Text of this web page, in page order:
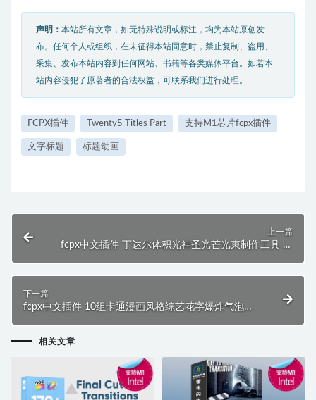
声明： 本站所有文章，如无特殊说明或标注，均为本站原创发
布。任何个人或组织，在未征得本站同意时，禁止复制、盗用、
采集、发布本站内容到任何网站、书籍等各类媒体平台。如若本
站内容侵犯了原著者的合法权益，可联系我们进行处理。
FCPX插件 Twenty5 Titles Part 支持M1芯片fcpx插件
文字标题 标题动画
上一篇
fcpx中文插件 丁达尔体积光神圣光芒光束制作工具 支
下一篇
fcpx中文插件 10组卡通漫画风格综艺花字爆炸气泡标
相关文章